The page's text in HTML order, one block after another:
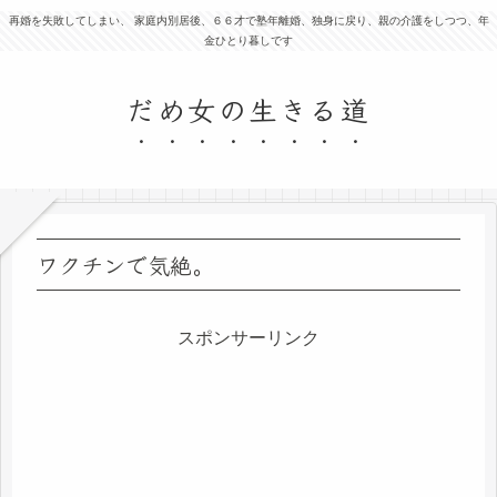
再婚を失敗してしまい、 家庭内別居後、６６才で塾年離婚、独身に戻り、親の介護をしつつ、年
金ひとり暮しです
だめ女の生きる道
ワクチンで気絶。
スポンサーリンク